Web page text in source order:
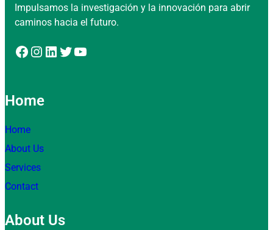
Impulsamos la investigación y la innovación para abrir
caminos hacia el futuro.
Facebook Instagram LinkedIn Twitter YouTube
Home
Home
About Us
Services
Contact
About Us